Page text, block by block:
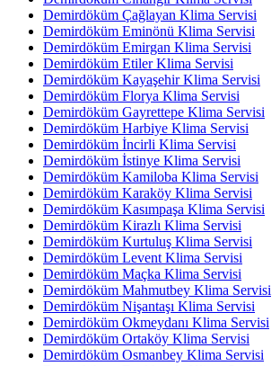
Demirdöküm Çağlayan Klima Servisi
Demirdöküm Eminönü Klima Servisi
Demirdöküm Emirgan Klima Servisi
Demirdöküm Etiler Klima Servisi
Demirdöküm Kayaşehir Klima Servisi
Demirdöküm Florya Klima Servisi
Demirdöküm Gayrettepe Klima Servisi
Demirdöküm Harbiye Klima Servisi
Demirdöküm İncirli Klima Servisi
Demirdöküm İstinye Klima Servisi
Demirdöküm Kamiloba Klima Servisi
Demirdöküm Karaköy Klima Servisi
Demirdöküm Kasımpaşa Klima Servisi
Demirdöküm Kirazlı Klima Servisi
Demirdöküm Kurtuluş Klima Servisi
Demirdöküm Levent Klima Servisi
Demirdöküm Maçka Klima Servisi
Demirdöküm Mahmutbey Klima Servisi
Demirdöküm Nişantaşı Klima Servisi
Demirdöküm Okmeydanı Klima Servisi
Demirdöküm Ortaköy Klima Servisi
Demirdöküm Osmanbey Klima Servisi